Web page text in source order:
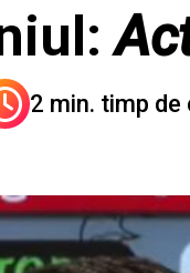
2 min. timp de